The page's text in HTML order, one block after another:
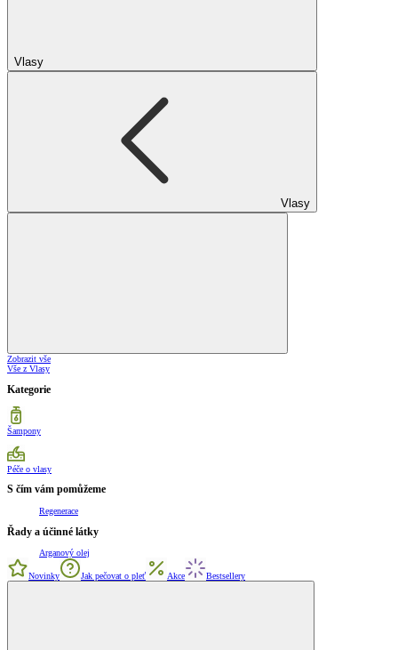
Vlasy
Vlasy
Zobrazit vše
Vše z Vlasy
Kategorie
Šampony
Péče o vlasy
S čím vám pomůžeme
Regenerace
Řady a účinné látky
Arganový olej
Novinky Jak pečovat o pleť Akce Bestsellery